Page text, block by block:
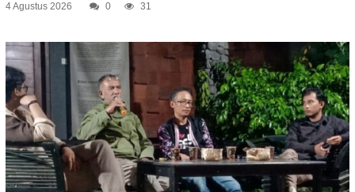
4 Agustus 2026 0 31